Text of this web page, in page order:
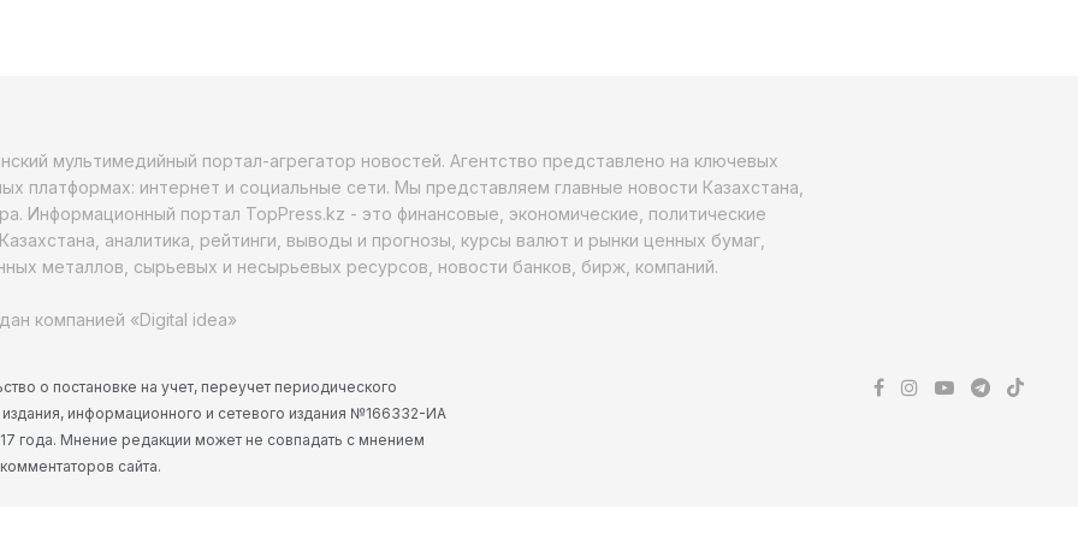
мультимедийный портал-агрегатор новостей. Агентство представлено на ключевых
платформах: интернет и социальные сети. Мы представляем главные новости Казахстана,
Информационный портал TopPress.kz - это финансовые, экономические, политические
аналитика, рейтинги, выводы и прогнозы, курсы валют и рынки ценных бумаг,
металлов, сырьевых и несырьевых ресурсов, новости банков, бирж, компаний.
компанией «Digital idea»
о постановке на учет, переучет периодического
издания, информационного и сетевого издания №166332-ИА
года. Мнение редакции может не совпадать с мнением
сайта.